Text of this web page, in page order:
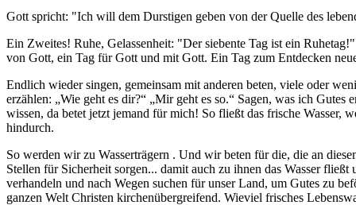
Gott spricht: "Ich will dem Durstigen geben von der Quelle des
Ein Zweites! Ruhe, Gelassenheit: "Der siebente Tag ist ein
von Gott, ein Tag für Gott und mit Gott. Ein Tag zum Entdecken
Endlich wieder singen, gemeinsam mit anderen beten, viele oder
erzählen: „Wie geht es dir?“ „Mir geht es so.“ Sagen, was ich
wissen, da betet jetzt jemand für mich! So fließt das frische Wasser,
hindurch.
So werden wir zu Wasserträgern . Und wir beten für die, die an
Stellen für Sicherheit sorgen... damit auch zu ihnen das Wasser
verhandeln und nach Wegen suchen für unser Land, um Gutes zu
ganzen Welt Christen kirchenübergreifend. Wieviel frisches